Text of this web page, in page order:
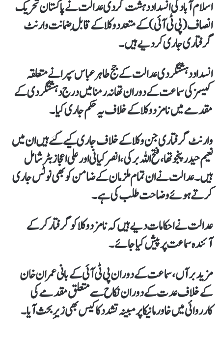
اسلام آباد کی انسداد دہشت گردی عدالت نے پاکستان تحریک
انصاف (پی ٹی آئی) کے متعدد وکلا کے قابلِ ضمانت وارنٹ
گرفتاری جاری کر دیے ہیں۔
انسداد دہشتگردی عدالت کے جج طاہر عباس سپرا نے متعلقہ
کیسز کی سماعت کے دوران تھانہ رمنا میں درج دہشتگردی کے
مقدمے میں نامزد وکلا کے خلاف یہ حکم جاری کیا۔
وارنٹ گرفتاری جن وکلا کے خلاف جاری کیے گئے ہیں ان میں
نعیم حیدر پنجوتھا، فتح اللہ برکی، انصر کیانی اور علی اعجاز بٹر شامل
ہیں۔ عدالت نے ان تمام ملزمان کے ضامن کو بھی نوٹس جاری
کرتے ہوئے وضاحت طلب کی ہے۔
عدالت نے احکامات دیے ہیں کہ نامزد وکلا کو گرفتار کر کے
آئندہ سماعت پر پیش کیا جائے۔
مزید برآں، سماعت کے دوران پی ٹی آئی کے بانی عمران خان
کے خلاف عدت کے دوران نکاح سے متعلق مقدمے کی
کارروائی میں خاور مانیکا پر مبینہ تشدد کا کیس بھی زیرِ بحث آیا۔